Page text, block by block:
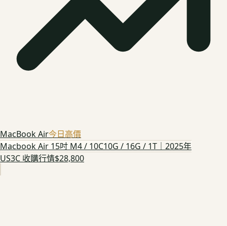
MacBook Air今日高價
Macbook Air 15吋 M4 / 10C10G / 16G / 1T｜2025年
US3C 收購行情$28,800